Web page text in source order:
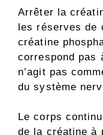
Arrêter la
les réserves de
créatine
correspond pas
n’agit pas
du système
Le corps
de la créatine à